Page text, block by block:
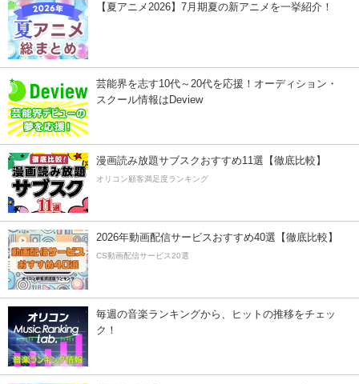
【夏アニメ2026】7月期夏の新アニメを一挙紹介！
芸能界を志す10代～20代を応援！オーディション・
スクール情報はDeview
漫画読み放題サブスクおすすめ11選【徹底比較】
オリコン顧客満足度ランキング
2026年動画配信サービスおすすめ40選【徹底比較】
CS動画配信サービス20選
毎週の音楽ランキングから、ヒットの推移をチェッ
ク！